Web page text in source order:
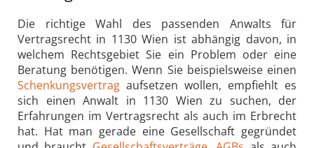
Die richtige Wahl des passenden Anwalts für
Vertragsrecht in 1130 Wien ist abhängig davon, in
welchem Rechtsgebiet Sie ein Problem oder eine
Beratung benötigen. Wenn Sie beispielsweise einen
Schenkungsvertrag aufsetzen wollen, empfiehlt es
sich einen Anwalt in 1130 Wien zu suchen, der
Erfahrungen im Vertragsrecht als auch im Erbrecht
hat. Hat man gerade eine Gesellschaft gegründet